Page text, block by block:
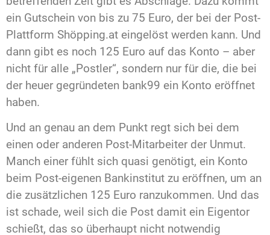
ein Gutschein von bis zu 75 Euro, der bei der Post-
Plattform Shöpping.at eingelöst werden kann. Und
dann gibt es noch 125 Euro auf das Konto – aber
nicht für alle „Postler“, sondern nur für die, die bei
der heuer gegründeten bank99 ein Konto eröffnet
haben.
Und an genau an dem Punkt regt sich bei dem
einen oder anderen Post-Mitarbeiter der Unmut.
Manch einer fühlt sich quasi genötigt, ein Konto
beim Post-eigenen Bankinstitut zu eröffnen, um an
die zusätzlichen 125 Euro ranzukommen. Und das
ist schade, weil sich die Post damit ein Eigentor
schießt, das so überhaupt nicht notwendig